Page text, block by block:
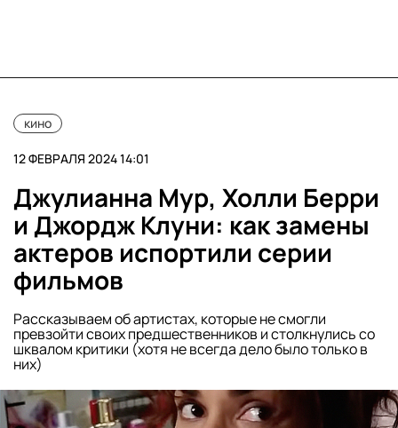
кино
12 ФЕВРАЛЯ 2024 14:01
Джулианна Мур, Холли Берри
и Джордж Клуни: как замены
актеров испортили серии
фильмов
Рассказываем об артистах, которые не смогли
превзойти своих предшественников и столкнулись со
шквалом критики (хотя не всегда дело было только в
них)